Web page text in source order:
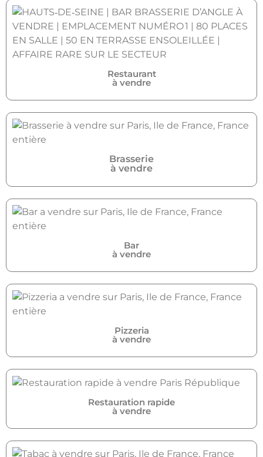
Restaurant
à vendre
Brasserie
à vendre
Bar
à vendre
Pizzeria
à vendre
Restauration rapide
à vendre